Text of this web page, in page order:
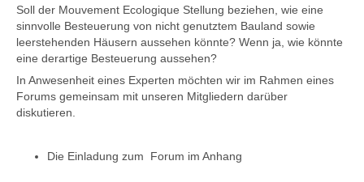
Soll der Mouvement Ecologique Stellung beziehen, wie eine
sinnvolle Besteuerung von nicht genutztem Bauland sowie
leerstehenden Häusern aussehen könnte? Wenn ja, wie könnte
eine derartige Besteuerung aussehen?
In Anwesenheit eines Experten möchten wir im Rahmen eines
Forums gemeinsam mit unseren Mitgliedern darüber
diskutieren.
Die Einladung zum Forum im Anhang